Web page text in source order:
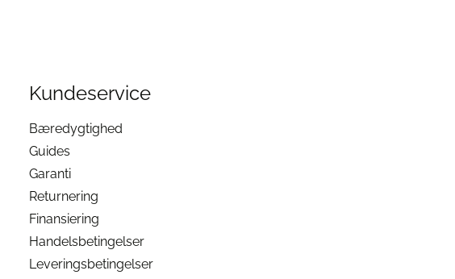
Kundeservice
Bæredygtighed
Guides
Garanti
Returnering
Finansiering
Handelsbetingelser
Leveringsbetingelser